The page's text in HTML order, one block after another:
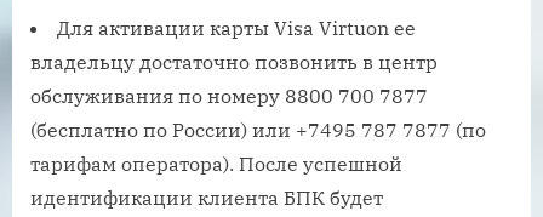
Для активации карты Visa Virtuon ее
владельцу достаточно позвонить в центр
обслуживания по номеру 8800 700 7877
(бесплатно по России) или +7495 787 7877 (по
тарифам оператора). После успешной
идентификации клиента БПК будет